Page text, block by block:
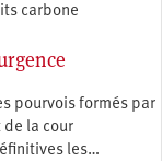
carbone
pourvois formés par
de la cour
les…